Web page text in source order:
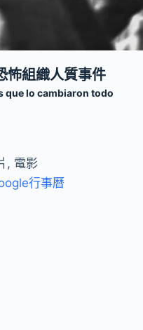
怖組織人質事件
que lo cambiaron todo
, 電影
行事曆